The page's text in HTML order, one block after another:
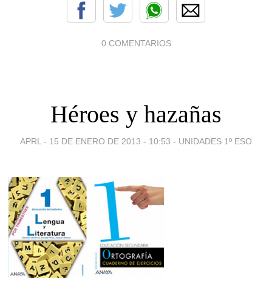
0 COMENTARIOS
Héroes y hazañas
APRL - 15 DE ENERO DE 2013 - 10:53 - UNIDADES 1º ESO